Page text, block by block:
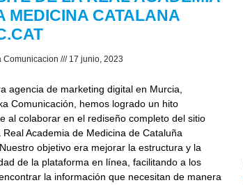
MEDICINA CATALANA
Comunicacion 17 junio, 2023
agencia de marketing digital en Murcia,
Comunicación, hemos logrado un hito
al colaborar en el rediseño completo del sitio
Real Academia de Medicina de Cataluña
objetivo era mejorar la estructura y la
de la plataforma en línea, facilitando a los
la información que necesitan de manera